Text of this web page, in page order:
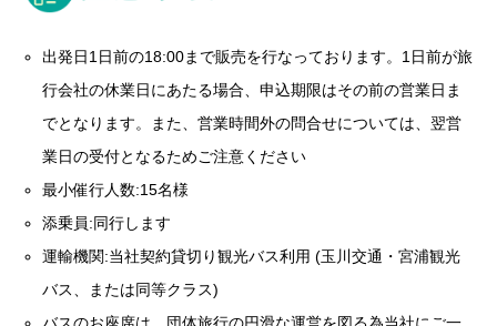
出発日1日前の18:00まで販売を行なっております。1日前が旅
行会社の休業日にあたる場合、申込期限はその前の営業日ま
でとなります。また、営業時間外の問合せについては、翌営
業日の受付となるためご注意ください
最小催行人数:15名様
添乗員:同行します
運輸機関:当社契約貸切り観光バス利用 (玉川交通・宮浦観光
バス、または同等クラス)
バスのお座席は、団体旅行の円滑な運営を図る為当社にご一